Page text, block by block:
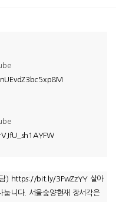
) https://bit.ly/3FwZzYY 살아
눕니다. 서울숲양현재 장서각은